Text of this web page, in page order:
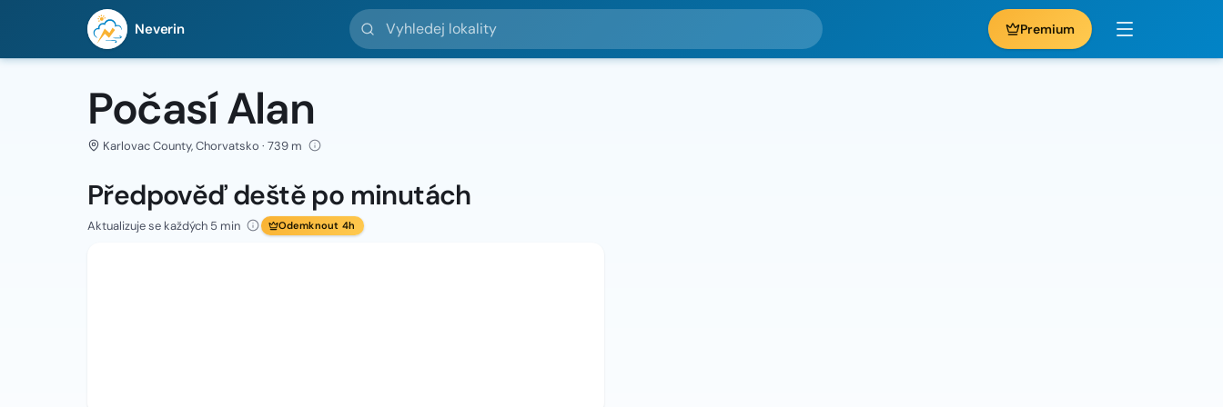
Neverin
Vyhledej lokality
Premium
Počasí Alan
Karlovac County, Chorvatsko · 739 m
Předpověď deště po minutách
Aktualizuje se každých 5 min Odemknout 4h